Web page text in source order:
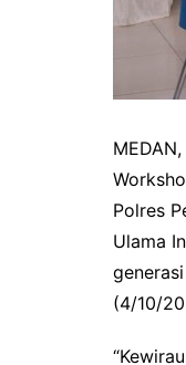
MEDAN,
Polres
Ulama
(4/10/